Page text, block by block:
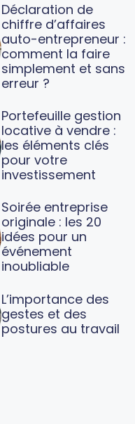
Déclaration de
chiffre d’affaires
auto-entrepreneur :
comment la faire
simplement et sans
erreur ?
Portefeuille gestion
locative à vendre :
les éléments clés
pour votre
investissement
Soirée entreprise
originale : les 20
idées pour un
événement
inoubliable
L’importance des
gestes et des
postures au travail